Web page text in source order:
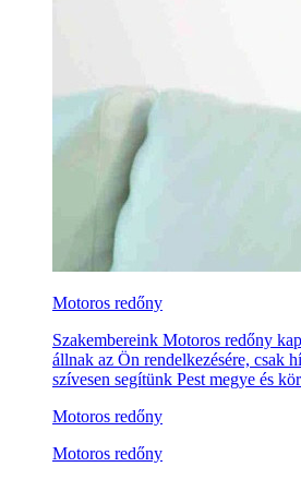
Motoros redőny
Szakembereink Motoros redőny
állnak az Ön rendelkezésére, csak
szívesen segítünk Pest megye és
Motoros redőny
Motoros redőny